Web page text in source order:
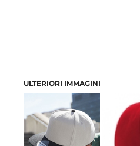
ULTERIORI IMMAGINI